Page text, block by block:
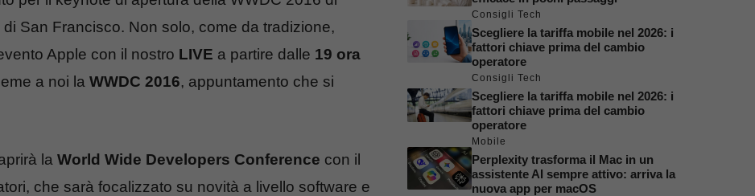
San Francisco. Non solo, come da tradizione,
Apple con il nostro LIVE a partire dalle 19 ora
a noi la WWDC 2016, appuntamento che si
la World Wide Developers Conference con il
che sarà focalizzato su novità a livello software e
Consigli Tech
Scegliere la tariffa mobile nel 2026: i
fattori chiave prima del cambio
operatore
Consigli Tech
Scegliere la tariffa mobile nel 2026: i
fattori chiave prima del cambio
operatore
Mobile
Perplexity trasforma il Mac in un
assistente AI sempre attivo: arriva la
nuova app per macOS